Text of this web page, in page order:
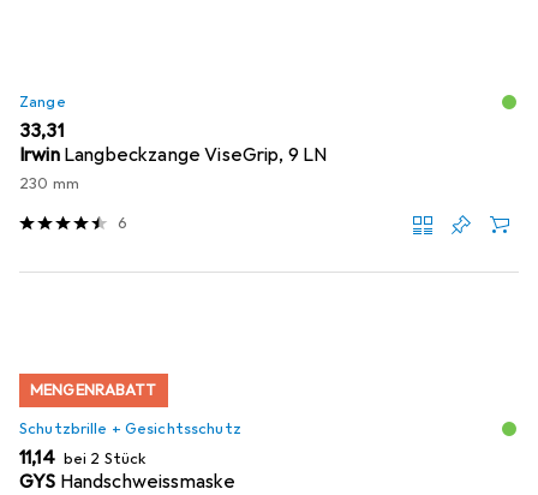
Zange
EUR
33,31
Irwin Langbeckzange ViseGrip, 9 LN
230 mm
6
MENGENRABATT
Schutzbrille + Gesichtsschutz
EUR
11,14 bei 2 Stück
GYS Handschweissmaske